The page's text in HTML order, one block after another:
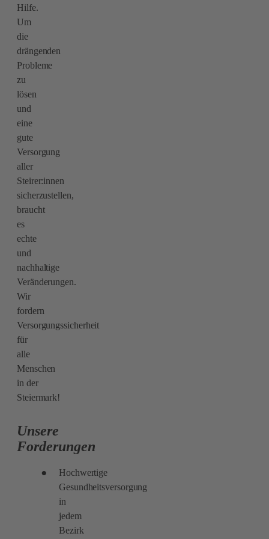
Hilfe.
Um
die
drängenden
Probleme
zu
lösen
und
eine
gute
Versorgung
aller
Steirer:innen
sicherzustellen,
braucht
es
echte
und
nachhaltige
Veränderungen.
Wir
fordern
Versorgungssicherheit
für
alle
Menschen
in der
Steiermark!
Unsere
Forderungen
Hochwertige
Gesundheitsversorgung
in
jedem
Bezirk